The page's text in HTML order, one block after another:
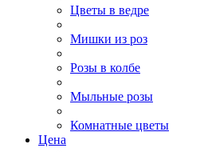
Цветы в ведре
Мишки из роз
Розы в колбе
Мыльные розы
Комнатные цветы
Цена